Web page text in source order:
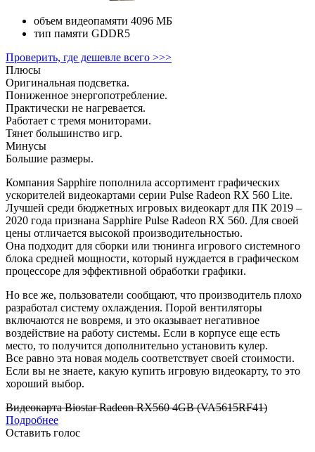
объем видеопамяти 4096 МБ
тип памяти GDDR5
Проверить, где дешевле всего >>>
Плюсы
Оригинальная подсветка.
Пониженное энергопотребление.
Практически не нагревается.
Работает с тремя мониторами.
Тянет большинство игр.
Минусы
Большие размеры.
Компания Sapphire пополнила ассортимент графических
ускорителей видеокартами серии Pulse Radeon RX 560 Lite.
Лучшей среди бюджетных игровых видеокарт для ПК 2019 –
2020 года признана Sapphire Pulse Radeon RX 560. Для своей
цены отличается высокой производительностью.
Она подходит для сборки или тюнинга игрового системного
блока средней мощности, который нуждается в графическом
процессоре для эффективной обработки графики.
Но все же, пользователи сообщают, что производитель плохо
разработал систему охлаждения. Порой вентиляторы
включаются не вовремя, и это оказывает негативное
воздействие на работу системы. Если в корпусе еще есть
место, то получится дополнительно установить кулер.
Все равно эта новая модель соответствует своей стоимости.
Если вы не знаете, какую купить игровую видеокарту, то это
хороший выбор.
Видеокарта Biostar Radeon RX560 4GB (VA5615RF41)
Подробнее
Оставить голос